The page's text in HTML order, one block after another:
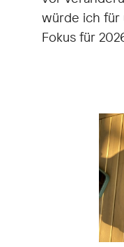
würde ich für
Fokus für